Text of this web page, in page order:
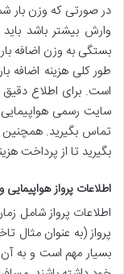
در صورتی که وزن بار
وارش بیشتر باشد
بستگی به وزن اضافه
طور کلی هزینه اضافه
است. برای اطلاع دقیق
سایت رسمی
تماس بگیرید. همچنین
بگیرید تا از پرداخت
اطلاعات پرواز
اطلاعات پرواز شامل
پرواز (به عنوان مثال
بسیار مهم است و به